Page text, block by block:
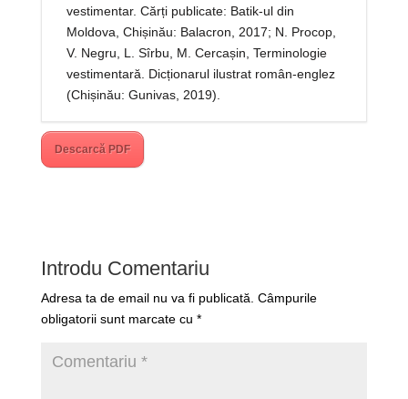
vestimentar. Cărți publicate: Batik-ul din
Moldova, Chișinău: Balacron, 2017; N. Procop,
V. Negru, L. Sîrbu, M. Cercașin, Terminologie
vestimentară. Dicționarul ilustrat român-englez
(Chișinău: Gunivas, 2019).
Descarcă PDF
Introdu Comentariu
Adresa ta de email nu va fi publicată. Câmpurile
obligatorii sunt marcate cu *